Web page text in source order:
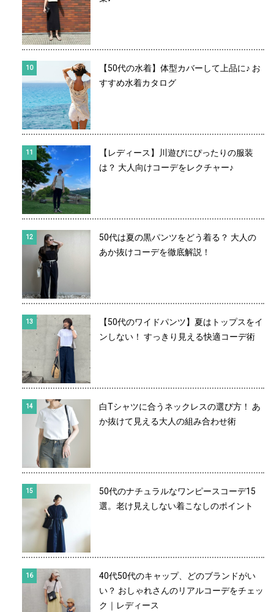
【50代の水着】体型カバーして上品に♪ お
すすめ水着カタログ
【レディース】川遊びにぴったりの服装
は？ 大人向けコーデをレクチャー♪
50代は夏の黒パンツをどう着る？ 大人の
あか抜けコーデを徹底解説！
【50代のワイドパンツ】夏はトップスをイ
ンしない！ すっきり見える快適コーデ術
白Tシャツに合うネックレスの選び方！ あ
か抜けて見える大人の組み合わせ術
50代のナチュラルなワンピースコーデ15
選。老け見えしない着こなしのポイント
40代50代のキャップ、どのブランドがい
い？ おしゃれさんのリアルコーデをチェッ
ク｜レディース